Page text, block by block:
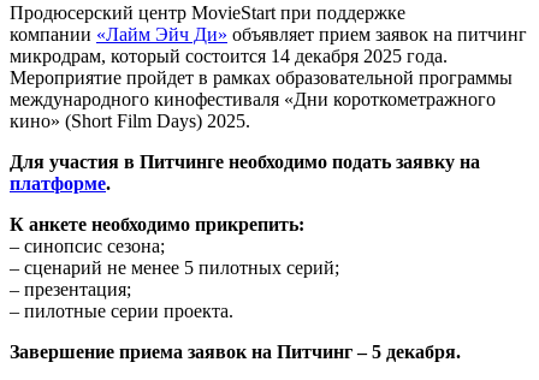
Продюсерский центр MovieStart при поддержке
компании «Лайм Эйч Ди» объявляет прием заявок на питчинг
микродрам, который состоится 14 декабря 2025 года.
Мероприятие пройдет в рамках образовательной программы
международного кинофестиваля «Дни короткометражного
кино» (Short Film Days) 2025.
Для участия в Питчинге необходимо подать заявку на
платформе.
К анкете необходимо прикрепить:
– синопсис сезона;
– сценарий не менее 5 пилотных серий;
– презентация;
– пилотные серии проекта.
Завершение приема заявок на Питчинг – 5 декабря.